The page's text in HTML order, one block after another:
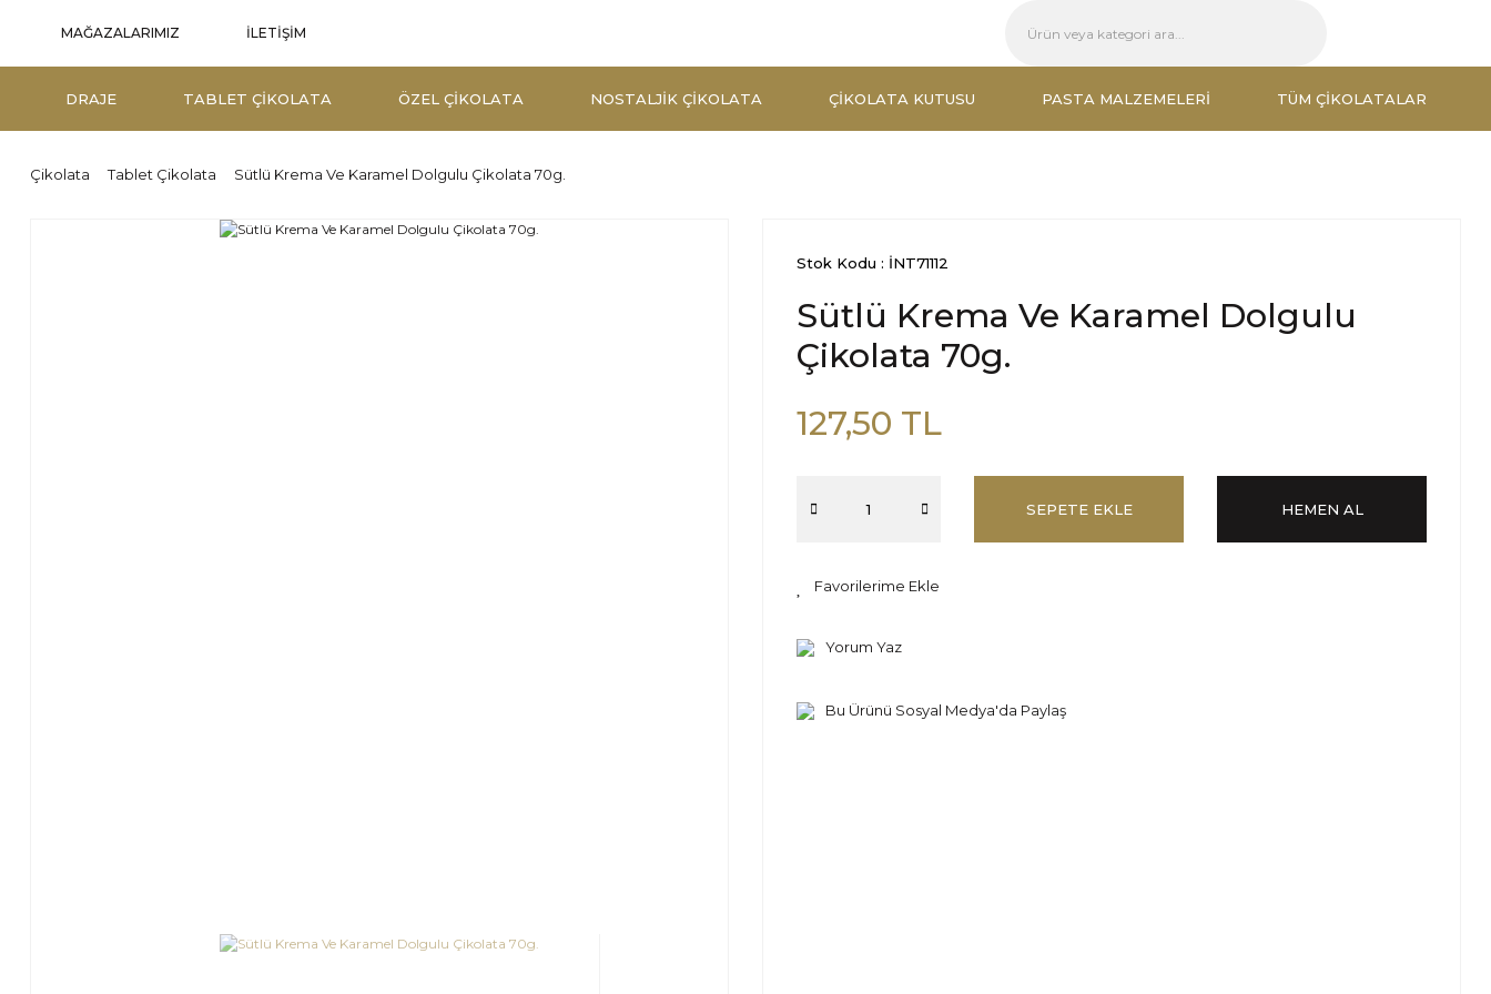
MAĞAZALARIMIZ İLETİŞİM
DRAJE TABLET ÇIKOLATA ÖZEL ÇIKOLATA NOSTALJIK ÇIKOLATA ÇIKOLATA KUTUSU PASTA MALZEMELERI TÜM ÇIKOLATALAR
Çikolata Tablet Çikolata Sütlü Krema Ve Karamel Dolgulu Çikolata 70g.
Stok Kodu : İNT71112
Sütlü Krema Ve Karamel Dolgulu
Çikolata 70g.
127,50 TL
SEPETE EKLE HEMEN AL
Yorum Yaz
Bu Ürünü Sosyal Medya'da Paylaş